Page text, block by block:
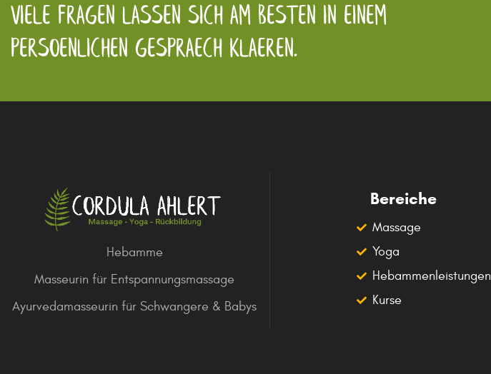
Viele Fragen lassen sich am besten in einem
persoenlichen Gespraech klaeren.
Hebamme
Masseurin für Entspannungsmassage
Ayurvedamasseurin für Schwangere & Babys
Bereiche
Massage
Yoga
Hebammenleistungen
Kurse